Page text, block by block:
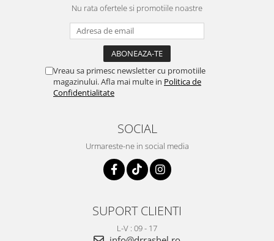
Nu rata ofertele si promotiile noastre
Vreau sa primesc newsletter cu promotiile
magazinului. Afla mai multe in Politica de
Confidentialitate
SOCIAL
Urmareste-ne in social media
SUPORT CLIENTI
L-V : 09 - 17